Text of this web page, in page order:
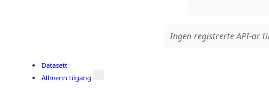
Ingen registrerte API-ar
Datasett
Allmenn tilgang